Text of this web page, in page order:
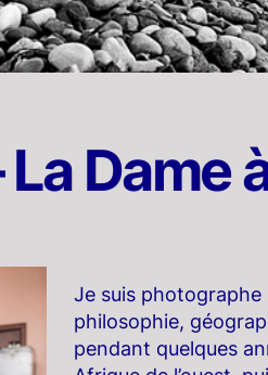
Dame
Je suis
philosophie,
pendant quelques